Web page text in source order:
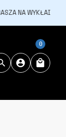
NA WYKŁADY
0